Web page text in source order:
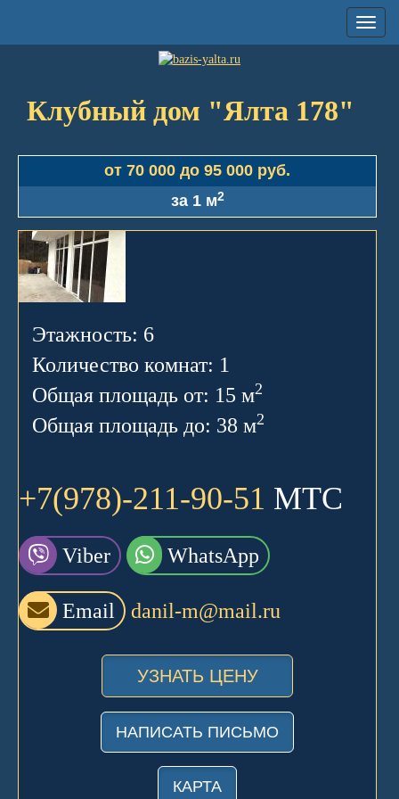
Toggle
Клубный дом "Ялта 178"
от 70 000 до 95 000 руб.
за 1 м2
Этажность: 6
Количество комнат: 1
Общая площадь от: 15 м2
Общая площадь до: 38 м2
+7(978)-211-90-51 МТС
Viber WhatsApp
Email danil-m@mail.ru
УЗНАТЬ ЦЕНУ
НАПИСАТЬ ПИСЬМО
КАРТА